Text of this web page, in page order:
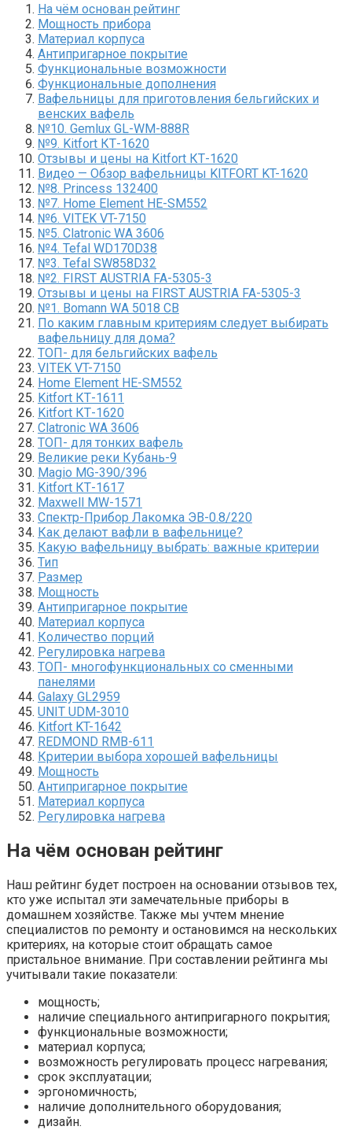
На чём основан рейтинг
Мощность прибора
Материал корпуса
Антипригарное покрытие
Функциональные возможности
Функциональные дополнения
Вафельницы для приготовления бельгийских и
венских вафель
№10. Gemlux GL-WM-888R
№9. Kitfort КТ-1620
Отзывы и цены на Kitfort КТ-1620
Видео — Обзор вафельницы KITFORT KT-1620
№8. Princess 132400
№7. Home Element HE-SM552
№6. VITEK VT-7150
№5. Clatronic WA 3606
№4. Tefal WD170D38
№3. Tefal SW858D32
№2. FIRST AUSTRIA FA-5305-3
Отзывы и цены на FIRST AUSTRIA FA-5305-3
№1. Bomann WA 5018 CB
По каким главным критериям следует выбирать
вафельницу для дома?
ТОП- для бельгийских вафель
VITEK VT-7150
Home Element HE-SM552
Kitfort КТ-1611
Kitfort КТ-1620
Clatronic WA 3606
ТОП- для тонких вафель
Великие реки Кубань-9
Magio MG-390/396
Kitfort КТ-1617
Maxwell MW-1571
Спектр-Прибор Лакомка ЭВ-0.8/220
Как делают вафли в вафельнице?
Какую вафельницу выбрать: важные критерии
Тип
Размер
Мощность
Антипригарное покрытие
Материал корпуса
Количество порций
Регулировка нагрева
ТОП- многофункциональных со сменными
панелями
Galaxy GL2959
UNIT UDM-3010
Kitfort KT-1642
REDMOND RMB-611
Критерии выбора хорошей вафельницы
Мощность
Антипригарное покрытие
Материал корпуса
Регулировка нагрева
На чём основан рейтинг
Наш рейтинг будет построен на основании отзывов тех,
кто уже испытал эти замечательные приборы в
домашнем хозяйстве. Также мы учтем мнение
специалистов по ремонту и остановимся на нескольких
критериях, на которые стоит обращать самое
пристальное внимание. При составлении рейтинга мы
учитывали такие показатели:
мощность;
наличие специального антипригарного покрытия;
функциональные возможности;
материал корпуса;
возможность регулировать процесс нагревания;
срок эксплуатации;
эргономичность;
наличие дополнительного оборудования;
дизайн.